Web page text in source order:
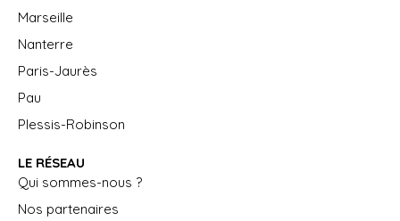
Marseille
Nanterre
Paris-Jaurès
Pau
Plessis-Robinson
LE RÉSEAU
Qui sommes-nous ?
Nos partenaires